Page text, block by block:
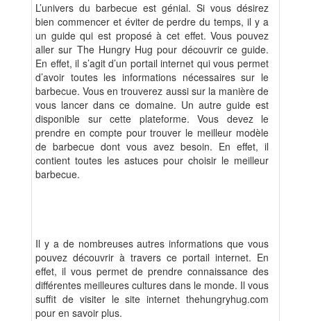
L’univers du barbecue est génial. Si vous désirez
bien commencer et éviter de perdre du temps, il y a
un guide qui est proposé à cet effet. Vous pouvez
aller sur The Hungry Hug pour découvrir ce guide.
En effet, il s’agit d’un portail internet qui vous permet
d’avoir toutes les informations nécessaires sur le
barbecue. Vous en trouverez aussi sur la manière de
vous lancer dans ce domaine. Un autre guide est
disponible sur cette plateforme. Vous devez le
prendre en compte pour trouver le meilleur modèle
de barbecue dont vous avez besoin. En effet, il
contient toutes les astuces pour choisir le meilleur
barbecue.
Il y a de nombreuses autres informations que vous
pouvez découvrir à travers ce portail internet. En
effet, il vous permet de prendre connaissance des
différentes meilleures cultures dans le monde. Il vous
suffit de visiter le site internet thehungryhug.com
pour en savoir plus.